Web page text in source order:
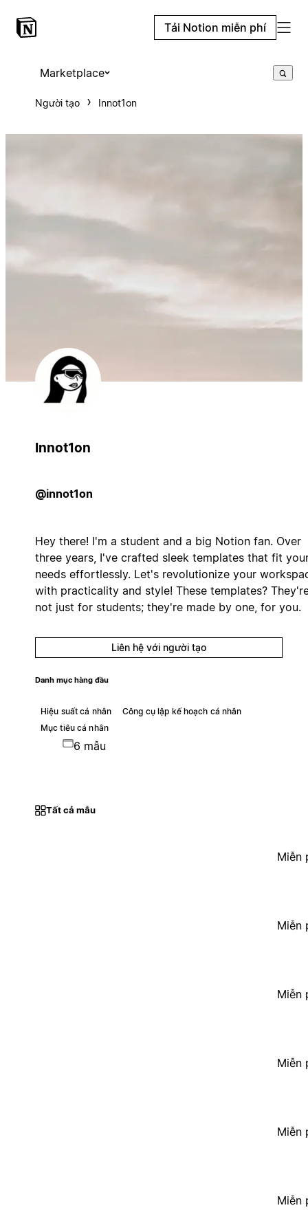
Tải Notion miễn phí
Marketplace
Người tạo Innot1on
Innot1on
@innot1on
Hey there! I'm a student and a big Notion fan. Over
three years, I've crafted sleek templates that fit
needs effortlessly. Let's revolutionize your
with practicality and style! These templates?
not just for students; they're made by one, for you.
Liên hệ với người tạo
Danh mục hàng đầu
Hiệu suất cá nhân
Công cụ lập kế hoạch cá nhân
Mục tiêu cá nhân
6 mẫu
Tất cả mẫu
Miễn
Miễn
Miễn
Miễn
Miễn
Miễn